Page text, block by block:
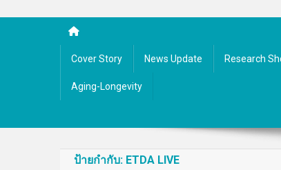
Cover Story News Update Research
Aging-Longevity
ป้ายกำกับ: ETDA LIVE